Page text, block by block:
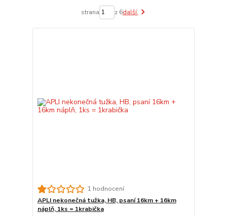
strana z 6další
1 hodnocení
APLI nekonečná tužka, HB, psaní 16km + 16km
náplň, 1ks = 1krabička